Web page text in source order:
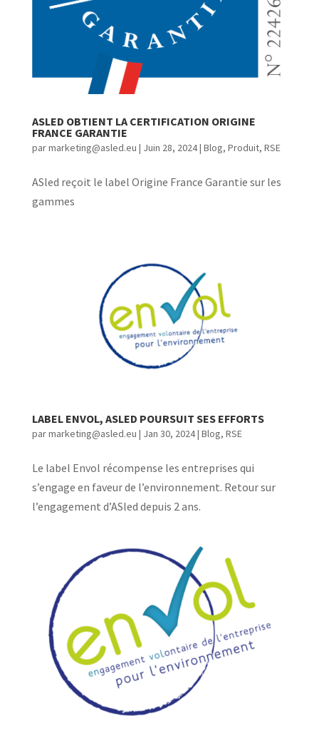
ASLED OBTIENT LA CERTIFICATION ORIGINE
FRANCE GARANTIE
parmarketing@asled.eu | Juin 28, 2024| Blog, Produit, RSE
ASled reçoit le label Origine France Garantie sur les
gammes
LABEL ENVOL, ASLED POURSUIT SES EFFORTS
parmarketing@asled.eu | Jan 30, 2024| Blog, RSE
Le label Envol récompense les entreprises qui
s’engage en faveur de l’environnement. Retour sur
l’engagement d’ASled depuis 2 ans.